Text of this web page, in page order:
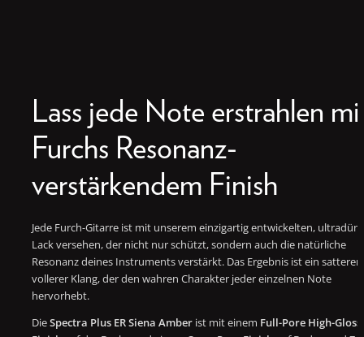
Lass jede Note erstrahlen
Furchs Resonanz-
verstärkendem Finish
Jede Furch-Gitarre ist mit unserem einzigartig entwickelten,
Lack versehen, der nicht nur schützt, sondern auch die natürliche
Resonanz deines Instruments verstärkt. Das Ergebnis ist ein satterer,
vollerer Klang, der den wahren Charakter jeder einzelnen Note
hervorhebt.
DieSpectra Plus ER Siena Amber ist mit einem Full-Pore High-Gloss